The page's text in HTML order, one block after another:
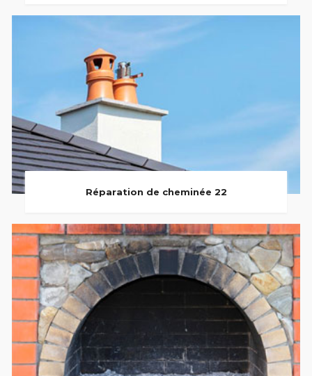
Réparation de cheminée 22